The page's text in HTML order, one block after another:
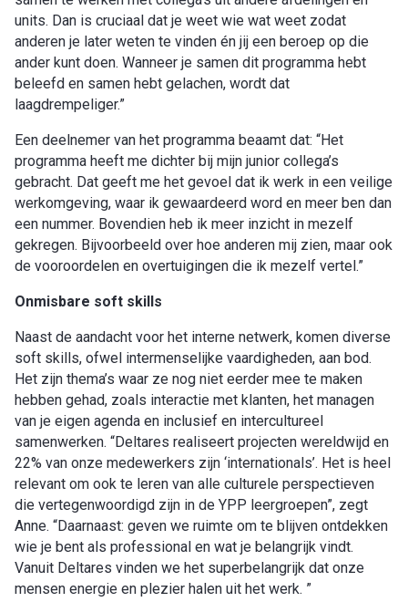
units. Dan is cruciaal dat je weet wie wat weet zodat
anderen je later weten te vinden én jij een beroep op die
ander kunt doen. Wanneer je samen dit programma hebt
beleefd en samen hebt gelachen, wordt dat
laagdrempeliger.”
Een deelnemer van het programma beaamt dat: “Het
programma heeft me dichter bij mijn junior collega’s
gebracht. Dat geeft me het gevoel dat ik werk in een veilige
werkomgeving, waar ik gewaardeerd word en meer ben dan
een nummer. Bovendien heb ik meer inzicht in mezelf
gekregen. Bijvoorbeeld over hoe anderen mij zien, maar ook
de vooroordelen en overtuigingen die ik mezelf vertel.”
Onmisbare soft skills
Naast de aandacht voor het interne netwerk, komen diverse
soft skills, ofwel intermenselijke vaardigheden, aan bod.
Het zijn thema’s waar ze nog niet eerder mee te maken
hebben gehad, zoals interactie met klanten, het managen
van je eigen agenda en inclusief en intercultureel
samenwerken. “Deltares realiseert projecten wereldwijd en
22% van onze medewerkers zijn ‘internationals’. Het is heel
relevant om ook te leren van alle culturele perspectieven
die vertegenwoordigd zijn in de YPP leergroepen”, zegt
Anne. “Daarnaast: geven we ruimte om te blijven ontdekken
wie je bent als professional en wat je belangrijk vindt.
Vanuit Deltares vinden we het superbelangrijk dat onze
mensen energie en plezier halen uit het werk. ”